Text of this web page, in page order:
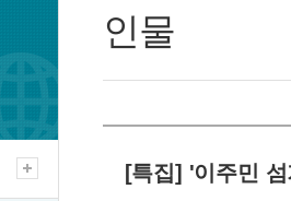
인물
[특집] '이주민